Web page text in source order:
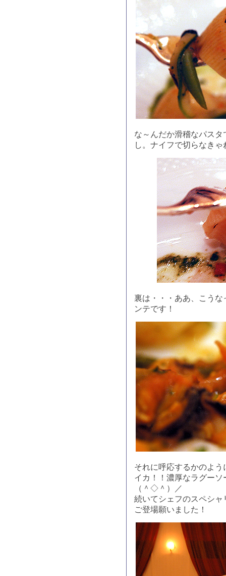
な～んだか滑稽なパス
し。ナイフで切らなき
裏は・・・ああ、こう
ンテです！
それに呼応するかのよ
イカ！！濃厚なラグー
（＾◇＾）／
続いてシェフのスペシ
ご登場願いました！